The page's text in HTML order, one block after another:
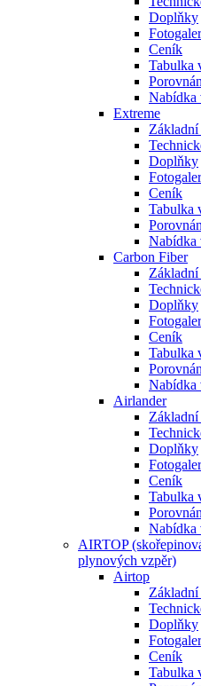
Doplňky
Ceník
Tabulka
Nabídka
Extreme
Doplňky
Ceník
Tabulka
Nabídka
Carbon Fiber
Doplňky
Ceník
Tabulka
Nabídka
Airlander
Doplňky
Ceník
Tabulka
Nabídka
AIRTOP
plynových vzpěr)
Airtop
Doplňky
Ceník
Tabulka